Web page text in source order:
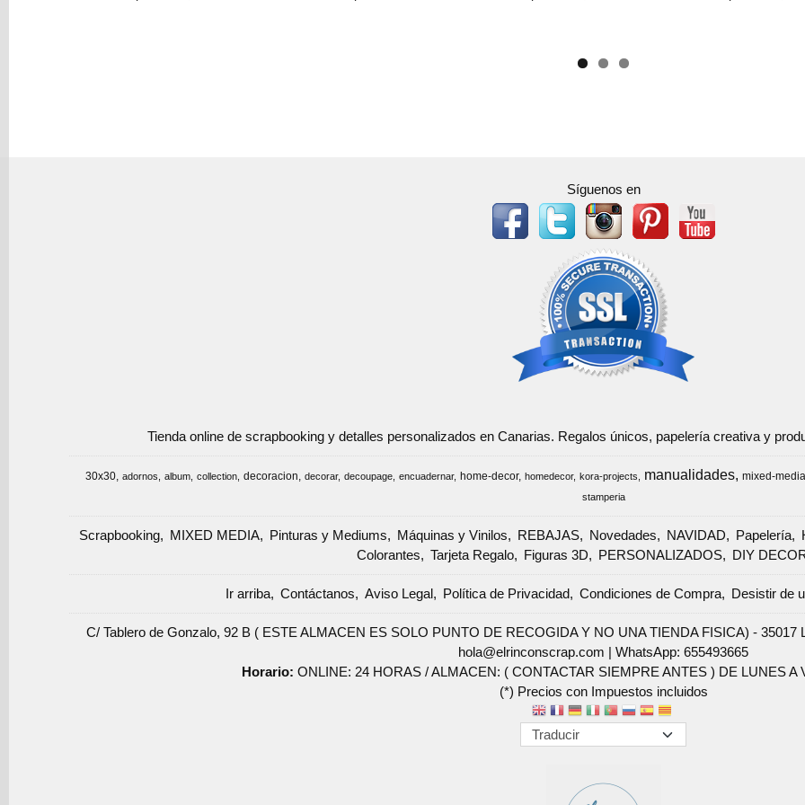
Síguenos en
Tienda online de scrapbooking y detalles personalizados en Canarias. Regalos únicos, papelería creativa y
30x30 adornos album collection decoracion decorar decoupage encuadernar home-decor homedecor kora-projects manualidades mixed-media
stamperia
Scrapbooking MIXED MEDIA Pinturas y Mediums Máquinas y Vinilos REBAJAS Novedades NAVIDAD Papelería
Colorantes
Tarjeta Regalo Figuras 3D PERSONALIZADOS DIY
Ir arriba Contáctanos Aviso Legal Política de Privacidad Condiciones de Compra Desistir de
C/ Tablero de Gonzalo, 92 B ( ESTE ALMACEN ES SOLO PUNTO DE RECOGIDA Y NO UNA TIENDA FISICA) -
hola@elrinconscrap.com |WhatsApp: 655493665
Horario:ONLINE: 24 HORAS / ALMACEN: ( CONTACTAR SIEMPRE ANTES ) DE LUNES A
(*) Precios con Impuestos incluidos